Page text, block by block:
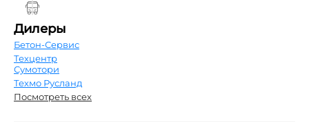
Дилеры
Бетон-Сервис
Техцентр
Сумотори
Техмо Русланд
Посмотреть всех